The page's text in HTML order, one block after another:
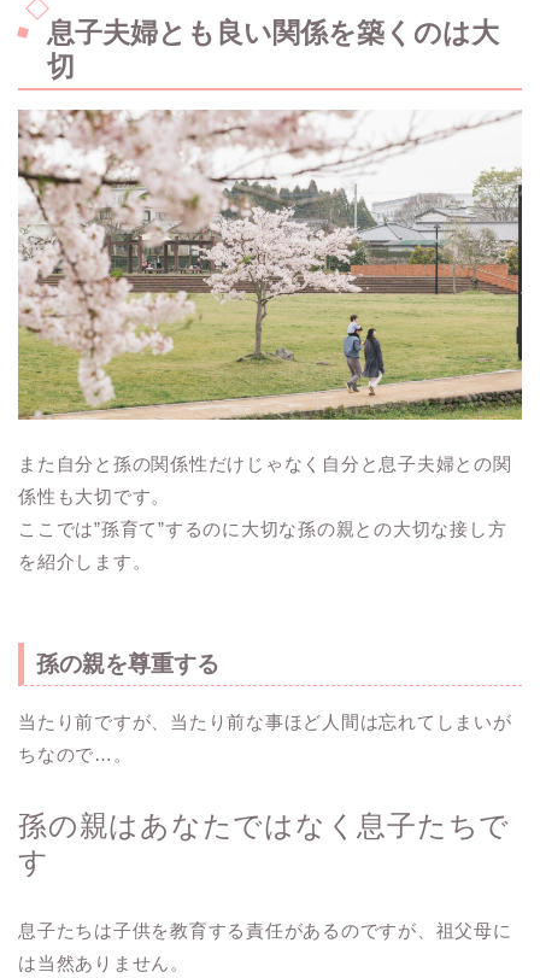
息子夫婦とも良い関係を築くのは大
切
また自分と孫の関係性だけじゃなく自分と息子夫婦との関
係性も大切です。
ここでは”孫育て”するのに大切な孫の親との大切な接し方
を紹介します。
孫の親を尊重する
当たり前ですが、当たり前な事ほど人間は忘れてしまいが
ちなので…。
孫の親はあなたではなく息子たちで
す
息子たちは子供を教育する責任があるのですが、祖父母に
は当然ありません。